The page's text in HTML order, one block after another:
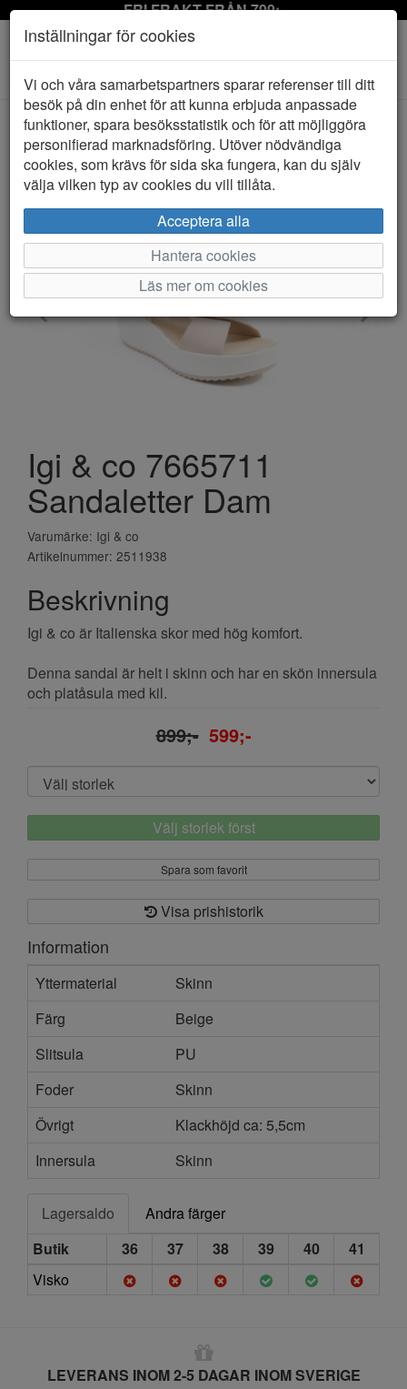
FRI FRAKT FRÅN 799:-
Toggle
navigation
HEM IGI & CO
Igi & co 7665711
Sandaletter Dam
Varumärke: Igi & co
Artikelnummer: 2511938
Beskrivning
Igi & co är Italienska skor med hög komfort.
Denna sandal är helt i skinn och har en skön innersula
och platåsula med kil.
899;- 599;-
Välj storlek först
Spara som favorit
Visa prishistorik
Information
Yttermaterial
Skinn
Färg
Beige
Slitsula
PU
Foder
Skinn
Övrigt
Klackhöjd ca: 5,5cm
Innersula
Skinn
Lagersaldo
Andra färger
Butik
36 37 38 39 40
41
Visko
LEVERANS INOM 2-5 DAGAR INOM SVERIGE
Inställningar för cookies
Vi och våra samarbetspartners sparar referenser till ditt
besök på din enhet för att kunna erbjuda anpassade
funktioner, spara besöksstatistik och för att möjliggöra
personifierad marknadsföring. Utöver nödvändiga
cookies, som krävs för sida ska fungera, kan du själv
välja vilken typ av cookies du vill tillåta.
Acceptera alla
Hantera cookies
Läs mer om cookies